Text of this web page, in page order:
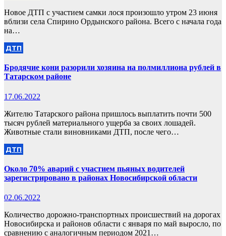
Новое ДТП с участием самки лося произошло утром 23 июня
вблизи села Спирино Ордынского района. Всего с начала года
на…
ДТП
Бродячие кони разорили хозяина на полмиллиона рублей в
Татарском районе
17.06.2022
Жителю Татарского района пришлось выплатить почти 500
тысяч рублей материального ущерба за своих лошадей.
Животные стали виновниками ДТП, после чего…
ДТП
Около 70% аварий с участием пьяных водителей
зарегистрировано в районах Новосибирской области
02.06.2022
Количество дорожно-транспортных происшествий на дорогах
Новосибирска и районов области с января по май выросло, по
сравнению с аналогичным периодом 2021…